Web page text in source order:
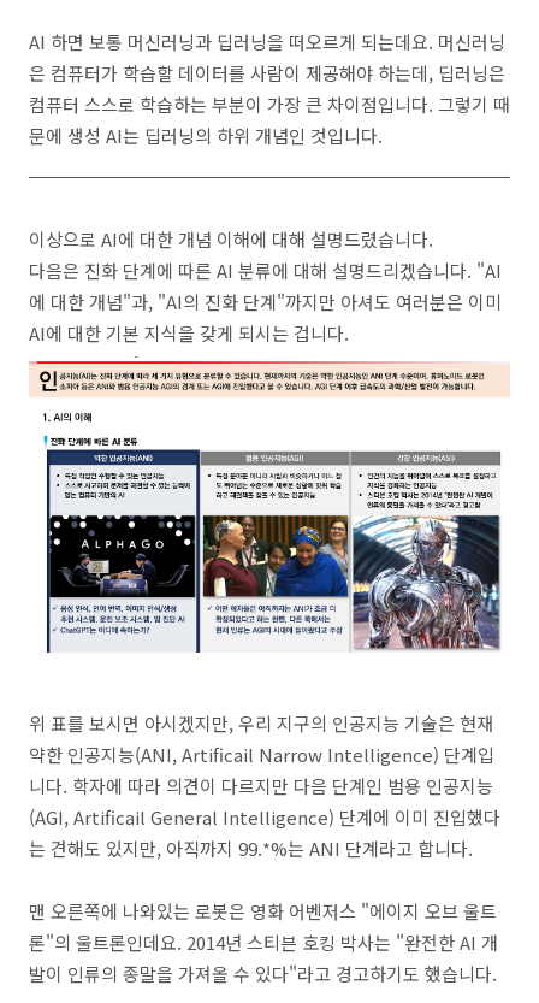
AI 하면 보통 머신러닝과 딥러닝을 떠오르게 되는데요. 머신러닝
은 컴퓨터가 학습할 데이터를 사람이 제공해야 하는데, 딥러닝은
컴퓨터 스스로 학습하는 부분이 가장 큰 차이점입니다. 그렇기 때
문에 생성 AI는 딥러닝의 하위 개념인 것입니다.
이상으로 AI에 대한 개념 이해에 대해 설명드렸습니다.
다음은 진화 단계에 따른 AI 분류에 대해 설명드리겠습니다. "AI
에 대한 개념"과, "AI의 진화 단계"까지만 아셔도 여러분은 이미
AI에 대한 기본 지식을 갖게 되시는 겁니다.
위 표를 보시면 아시겠지만, 우리 지구의 인공지능 기술은 현재
약한 인공지능(ANI, Artificail Narrow Intelligence) 단계입
니다. 학자에 따라 의견이 다르지만 다음 단계인 범용 인공지능
(AGI, Artificail General Intelligence) 단계에 이미 진입했다
는 견해도 있지만, 아직까지 99.*%는 ANI 단계라고 합니다.
맨 오른쪽에 나와있는 로봇은 영화 어벤저스 "에이지 오브 울트
론"의 울트론인데요. 2014년 스티븐 호킹 박사는 "완전한 AI 개
발이 인류의 종말을 가져올 수 있다"라고 경고하기도 했습니다.